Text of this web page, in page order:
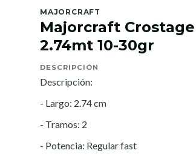
MAJORCRAFT
Majorcraft Crostage
2.74mt 10-30gr
DESCRIPCIÓN
Descripción:
- Largo: 2.74 cm
- Tramos: 2
- Potencia: Regular fast